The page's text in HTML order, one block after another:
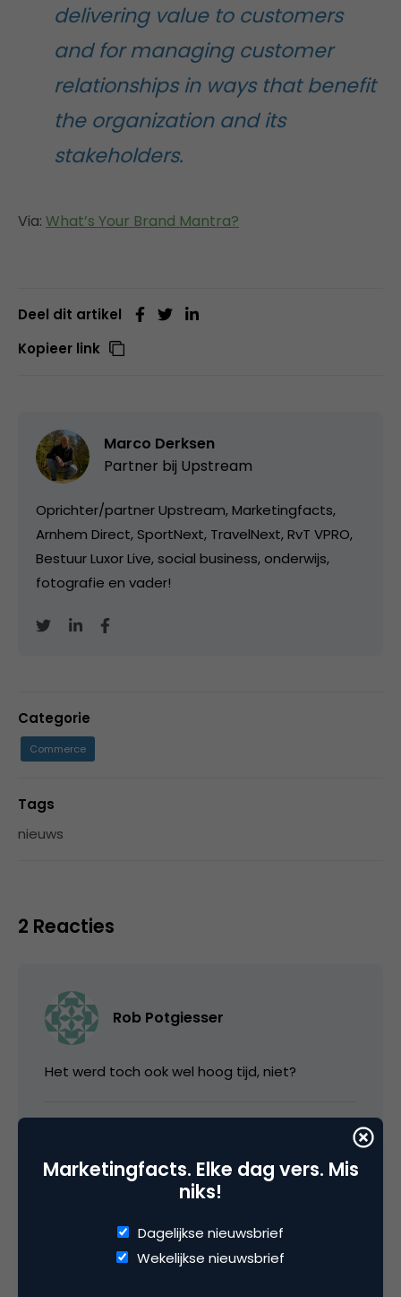
delivering value to customers
and for managing customer
relationships in ways that benefit
the organization and its
stakeholders.
Via: What’s Your Brand Mantra?
Deel dit artikel
Kopieer link
Marco Derksen
Partner bij Upstream
Oprichter/partner Upstream, Marketingfacts,
Arnhem Direct, SportNext, TravelNext, RvT VPRO,
Bestuur Luxor Live, social business, onderwijs,
fotografie en vader!
Categorie
Commerce
Tags
nieuws
2 Reacties
Rob Potgiesser
Het werd toch ook wel hoog tijd, niet?
Henk
Marketingfacts. Elke dag vers. Mis
niks!
Dagelijkse nieuwsbrief
Wekelijkse nieuwsbrief